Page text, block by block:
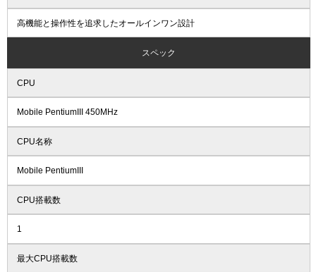
高機能と操作性を追求したオールインワン設計
スペック
CPU
Mobile PentiumIII 450MHz
CPU名称
Mobile PentiumIII
CPU搭載数
1
最大CPU搭載数